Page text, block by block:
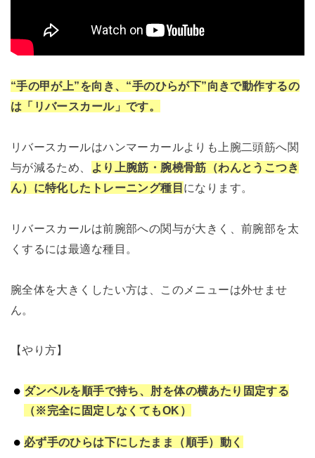
“手の甲が上”を向き、“手のひらが下”向きで動作するの
は「リバースカール」です。
リバースカールはハンマーカールよりも上腕二頭筋へ関
与が減るため、
より上腕筋・腕橈骨筋（わんとうこつき
ん） に特化したトレーニング種目 になります。
リバースカールは前腕部への関与が大きく、前腕部を太
くするには最適な種目。
腕全体を大きくしたい方は、このメニューは外せませ
ん。
【やり方】
ダンベルを順手で持ち、肘を体の横あたり固定する
（※完全に固定しなくてもOK）
必ず手のひらは下にしたまま（順手）動く